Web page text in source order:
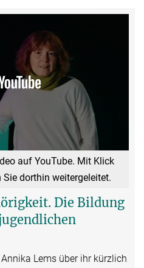
auf YouTube. Mit Klick
dorthin weitergeleitet.
Die Bildung
Lems über ihr kürzlich